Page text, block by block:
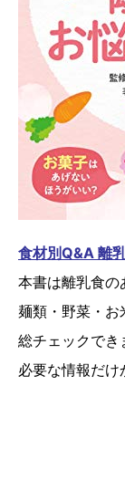
食材別Q&A 離
本書は離乳食の
麺類・野菜・
総チェックでき
必要な情報だけ